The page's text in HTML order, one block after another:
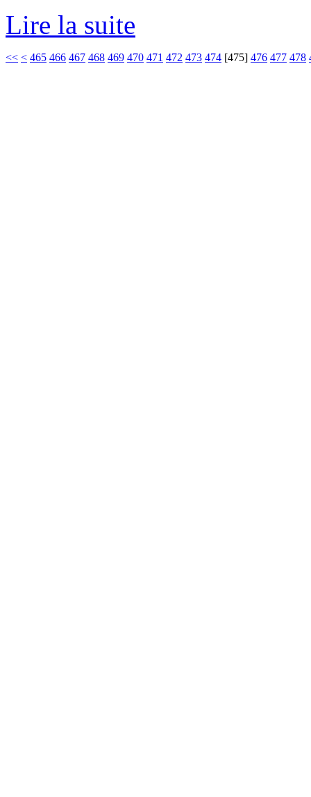
Lire la suite
<< < 465 466 467 468 469 470 471 472 473 474 [475] 476 477 478